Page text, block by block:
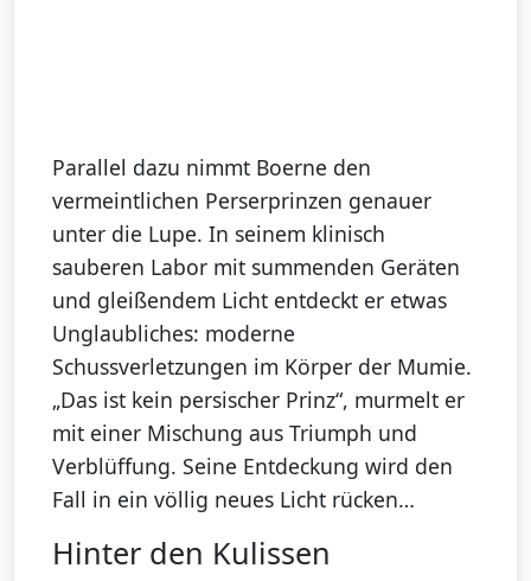
Parallel dazu nimmt Boerne den
vermeintlichen Perserprinzen genauer
unter die Lupe. In seinem klinisch
sauberen Labor mit summenden Geräten
und gleißendem Licht entdeckt er etwas
Unglaubliches: moderne
Schussverletzungen im Körper der Mumie.
„Das ist kein persischer Prinz“, murmelt er
mit einer Mischung aus Triumph und
Verblüffung. Seine Entdeckung wird den
Fall in ein völlig neues Licht rücken…
Hinter den Kulissen